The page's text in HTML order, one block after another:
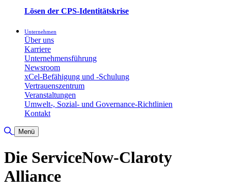
Lösen der CPS-Identitätskrise
Unternehmen
Über uns
Karriere
Unternehmensführung
Newsroom
xCel-Befähigung und -Schulung
Vertrauenszentrum
Veranstaltungen
Umwelt-, Sozial- und Governance-Richtlinien
Kontakt
Suche umschalten
Menü
Die ServiceNow-Claroty
Alliance